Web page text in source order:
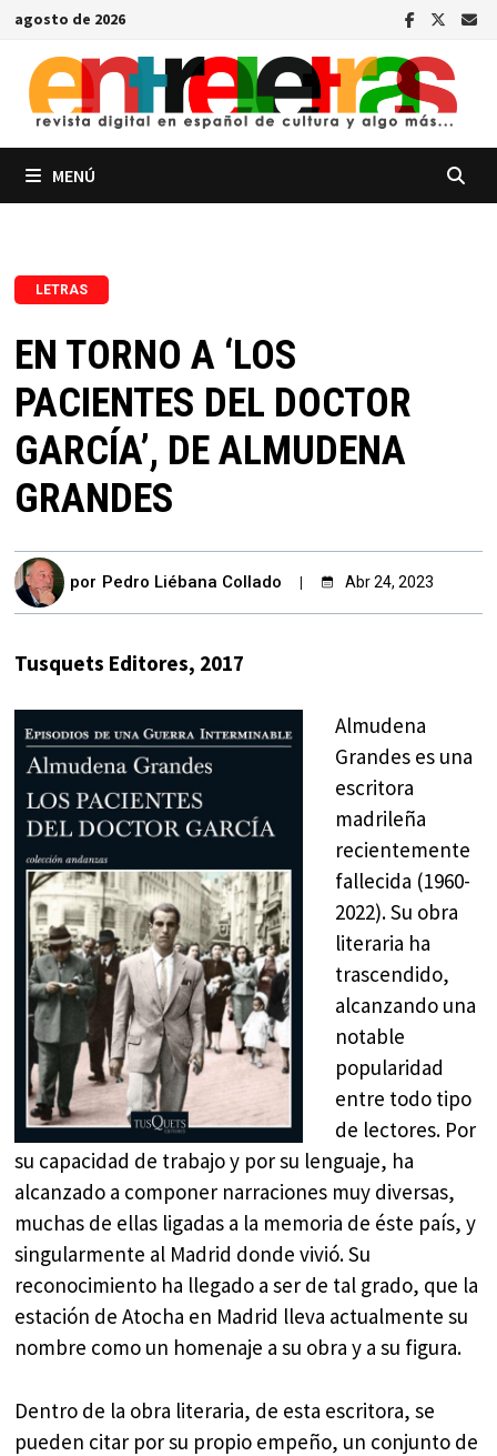
Saltar
contenido
agosto de 2026
MENÚ
LETRAS
EN TORNO A ‘LOS
PACIENTES DEL DOCTOR
GARCÍA’, DE ALMUDENA
GRANDES
por Pedro Liébana Collado Abr 24, 2023
Tusquets Editores, 2017
Almudena
Grandes es una
escritora
madrileña
recientemente
fallecida (1960-
2022). Su obra
literaria ha
trascendido,
alcanzando una
notable
popularidad
entre todo tipo
de lectores. Por
su capacidad de trabajo y por su lenguaje, ha
alcanzado a componer narraciones muy diversas,
muchas de ellas ligadas a la memoria de éste país, y
singularmente al Madrid donde vivió. Su
reconocimiento ha llegado a ser de tal grado, que la
estación de Atocha en Madrid lleva actualmente su
nombre como un homenaje a su obra y a su figura.
Dentro de la obra literaria, de esta escritora, se
pueden citar por su propio empeño, un conjunto de